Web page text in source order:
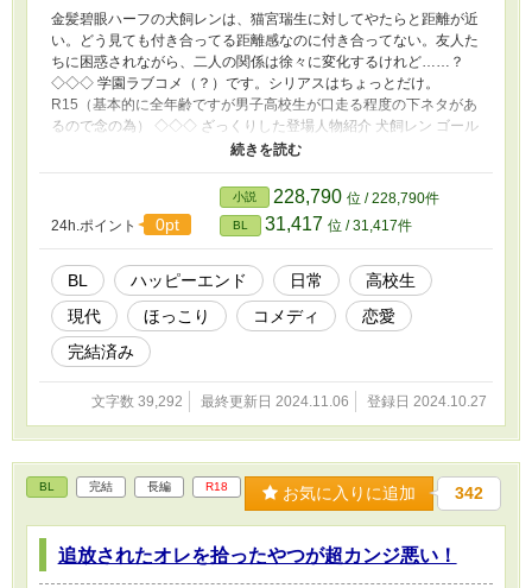
金髪碧眼ハーフの犬飼レンは、猫宮瑞生に対してやたらと距離が近
い。どう見ても付き合ってる距離感なのに付き合ってない。友人た
ちに困惑されながら、二人の関係は徐々に変化するけれど……？
◇◇◇ 学園ラブコメ（？）です。シリアスはちょっとだけ。
R15（基本的に全年齢ですが男子高校生が口走る程度の下ネタがあ
るので念の為） ◇◇◇ ざっくりした登場人物紹介 犬飼レン ゴール
デンレトリバーの子犬みたい。 身長は平均くらいだけど手足がし
っかりしてる。無邪気。 猫宮瑞生 ぱっと見、凛としているが、実
はそうでもない。 細身で色白。身長はレンとあまり変わらない。
高見旭 デカい。イケメン。あまり愛想はないが、面倒見がいい。
友田結心 女の子にモテたい。
24h.ポイント 0pt
小説 228,790 位 / 228,790件
BL 31,417 位 / 31,417件
BL ハッピーエンド 日常
高校生
現代
ほっこり コメディ
恋愛
完結済み
文字数 39,292 最終更新日 2024.11.06 登録日 2024.10.27
BL 完結 長編 R18 お気に入りに追加 342
追放されたオレを拾ったやつが超カンジ悪い！